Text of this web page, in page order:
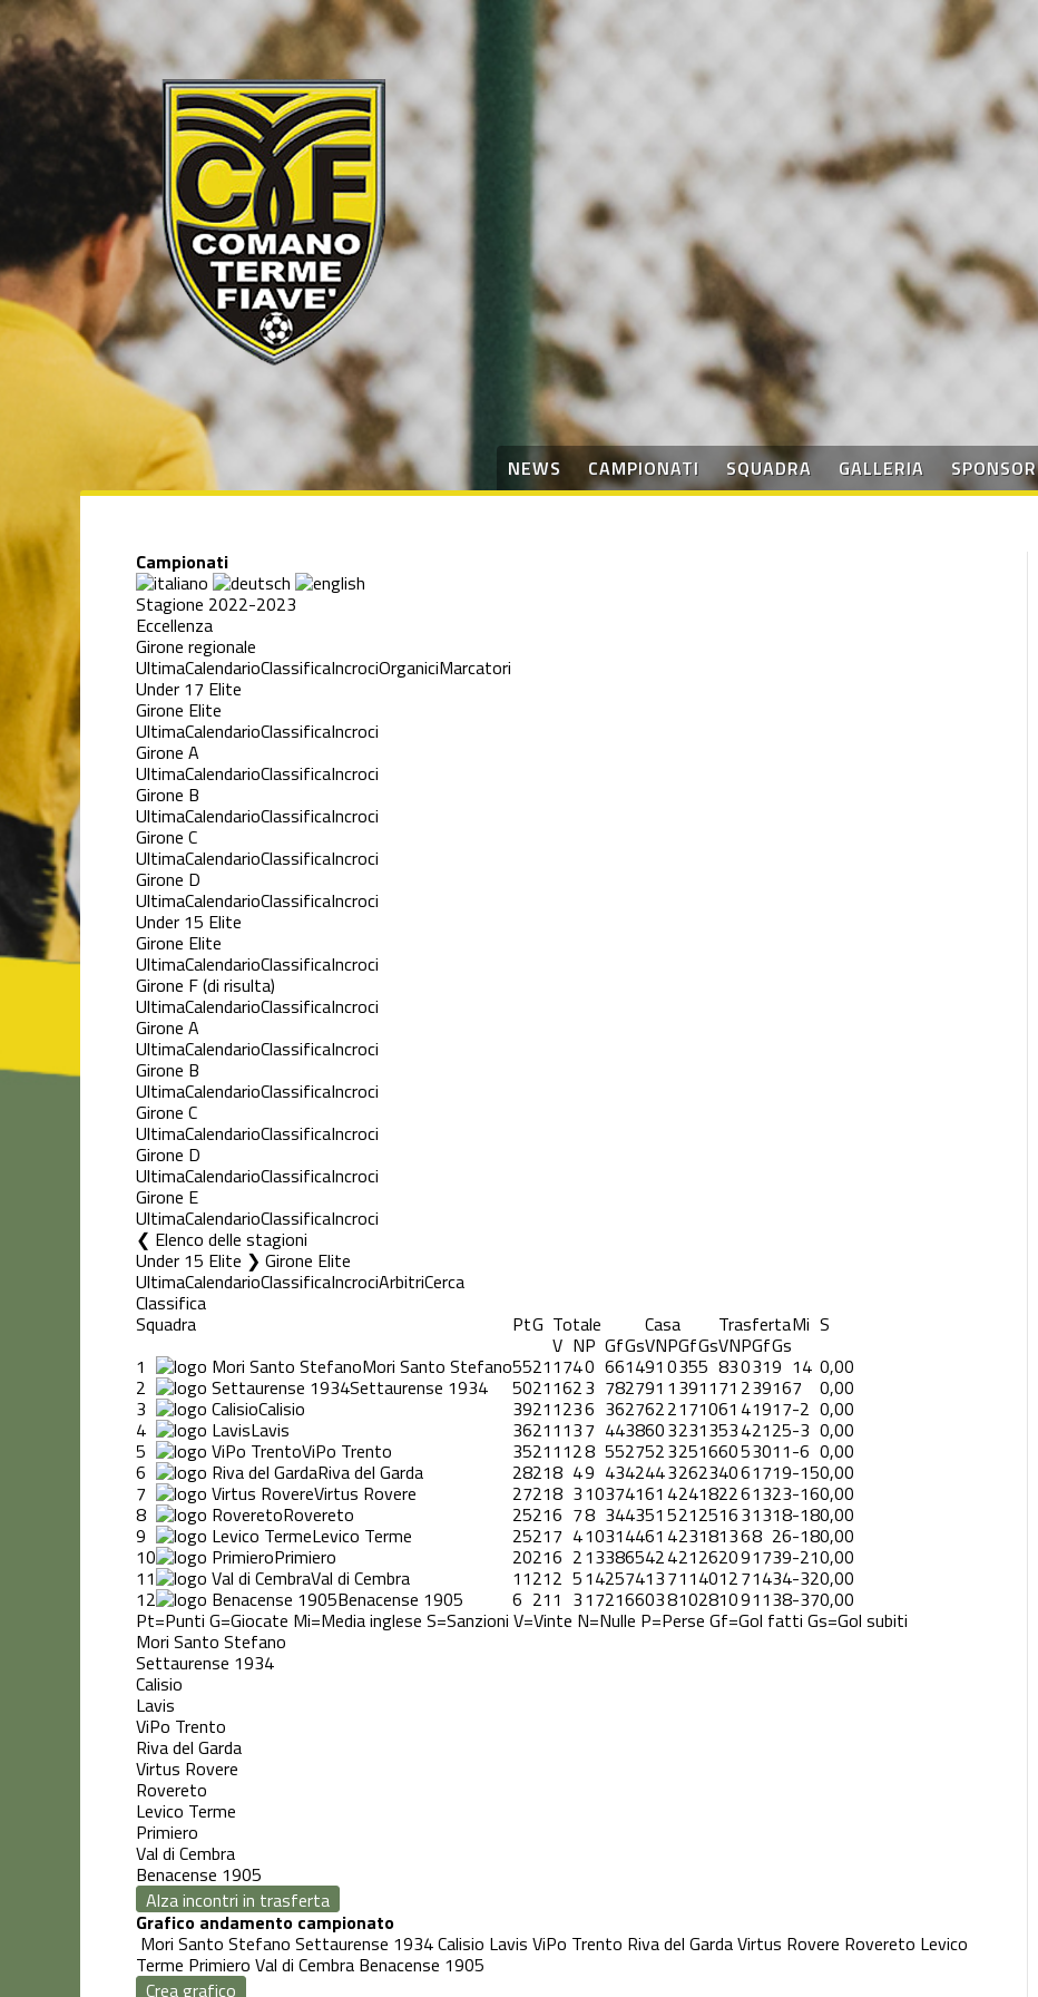
NEWS CAMPIONATI SQUADRA GALLERIA SPONSOR
Campionati
Stagione 2022-2023
Eccellenza
Girone regionale
UltimaCalendarioClassificaIncrociOrganiciMarcatori
Under 17 Elite
Girone Elite
UltimaCalendarioClassificaIncroci
Girone A
UltimaCalendarioClassificaIncroci
Girone B
UltimaCalendarioClassificaIncroci
Girone C
UltimaCalendarioClassificaIncroci
Girone D
UltimaCalendarioClassificaIncroci
Under 15 Elite
Girone Elite
UltimaCalendarioClassificaIncroci
Girone F (di risulta)
UltimaCalendarioClassificaIncroci
Girone A
UltimaCalendarioClassificaIncroci
Girone B
UltimaCalendarioClassificaIncroci
Girone C
UltimaCalendarioClassificaIncroci
Girone D
UltimaCalendarioClassificaIncroci
Girone E
UltimaCalendarioClassificaIncroci
Elenco delle stagioni
Under 15 Elite ❯ Girone Elite
UltimaCalendarioClassificaIncrociArbitriCerca
Classifica
Squadra PtG Totale Casa TrasfertaMi S
V NP GfGsVNPGfGsVNPGfGs
1 Mori Santo Stefano55211740 661491 0355 830319 14 0,00
2 Settaurense 1934 50211623 782791 1 391171 239167 0,00
3 Calisio 39211236 3627622171061 41917-2 0,00
4 Lavis 36211137 443860323135342125-3 0,00
5 ViPo Trento 35211128 552752325166053011-6 0,00
6 Riva del Garda 28218 49 434244326234061719-150,00
7 Virtus Rovere 27218 310374161 424182261323-160,00
8 Rovereto 25216 78 344351 521251631318-180,00
9 Levico Terme 25217 410314461 423181368 26-180,00
10 Primiero 20216 213386542421262091739-210,00
11 Val di Cembra 11212 514257413711401271434-320,00
12 Benacense 1905 6 211 317216603810281091138-370,00
Pt=Punti G=Giocate Mi=Media inglese S=Sanzioni V=Vinte N=Nulle P=Perse Gf=Gol fatti Gs=Gol subiti
Mori Santo Stefano
Settaurense 1934
Calisio
Lavis
ViPo Trento
Riva del Garda
Virtus Rovere
Rovereto
Levico Terme
Primiero
Val di Cembra
Benacense 1905
Alza incontri in trasferta
Grafico andamento campionato
Mori Santo Stefano Settaurense 1934Calisio Lavis ViPo Trento Riva del GardaVirtus Rovere Rovereto Levico
Terme Primiero Val di Cembra Benacense 1905
Crea grafico